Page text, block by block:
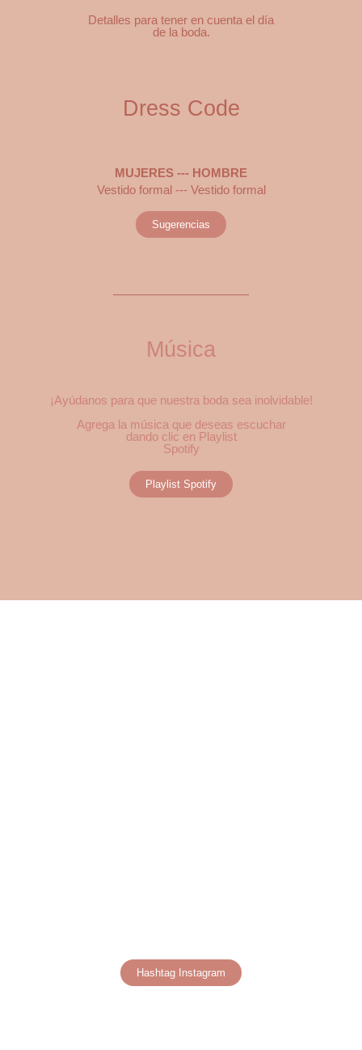
Detalles para tener en cuenta el día
de la boda.
Dress Code
MUJERES --- HOMBRE
Vestido formal --- Vestido formal
Sugerencias
Música
¡Ayúdanos para que nuestra boda sea inolvidable!
Agrega la música que deseas escuchar
dando clic en Playlist
Spotify
Playlist Spotify
Hashtag Instagram